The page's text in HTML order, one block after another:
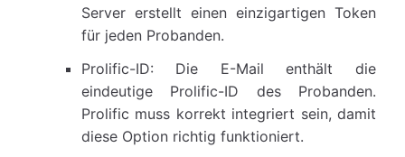
Server erstellt einen einzigartigen Token
für jeden Probanden.
Prolific-ID: Die E-Mail enthält die
eindeutige Prolific-ID des Probanden.
Prolific muss korrekt integriert sein, damit
diese Option richtig funktioniert.